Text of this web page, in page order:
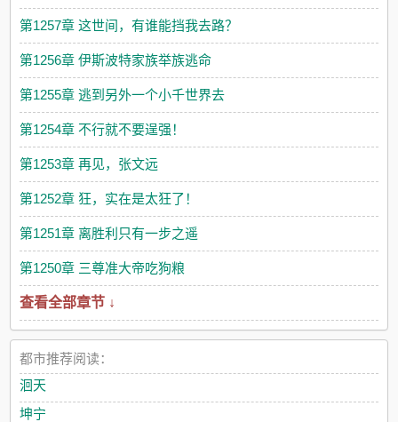
第1257章 这世间，有谁能挡我去路？
第1256章 伊斯波特家族举族逃命
第1255章 逃到另外一个小千世界去
第1254章 不行就不要逞强！
第1253章 再见，张文远
第1252章 狂，实在是太狂了！
第1251章 离胜利只有一步之遥
第1250章 三尊准大帝吃狗粮
查看全部章节 ↓
都市推荐阅读：
洄天
坤宁